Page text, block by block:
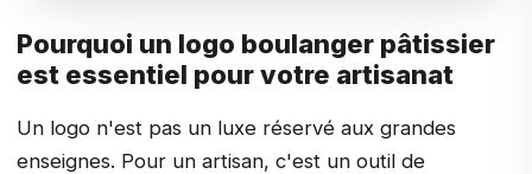
Pourquoi un logo boulanger pâtissier
est essentiel pour votre artisanat
Un logo n'est pas un luxe réservé aux grandes
enseignes. Pour un artisan, c'est un outil de